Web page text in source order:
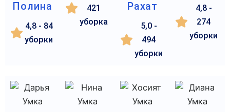
Полина
4,8 - 84
уборки
421
уборка
Рахат
5,0 -
494
уборки
4,8 -
274
уборки